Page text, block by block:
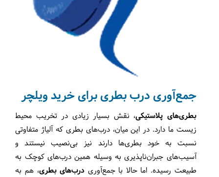
جمع‌آوری درب بطری برای خرید ویلچر
بطری‌های پلاستیکی، نقش بسیار زیادی در تخریب محیط
زیست ما دارد. در این میان، درب‌های بطری که آلیاژ متفاوتی
نسبت به خود بطری‌ها دارند نیز بی‌نصیب نیستند و
آسیب‌های جبران‌ناپذیری به وسیله همین درب‌های کوچک به
طبیعت رسیده. اما حالا با جمع‌آوری درب‌های بطری، هم به